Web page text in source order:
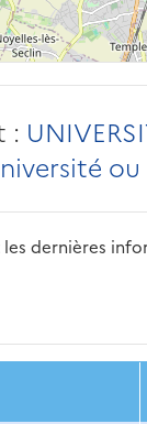
:
dernières
2015